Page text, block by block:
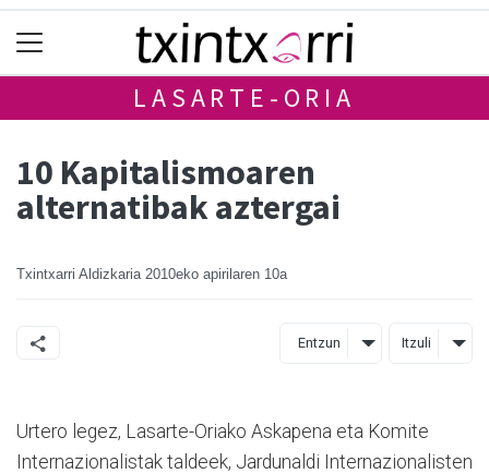
LASARTE-ORIA
10 Kapitalismoaren
alternatibak aztergai
Txintxarri Aldizkaria 2010eko apirilaren 10a
Entzun Itzuli
Urtero legez, Lasarte-Oriako Askapena eta Komite
Internazionalistak taldeek, Jardunaldi Internazionalisten